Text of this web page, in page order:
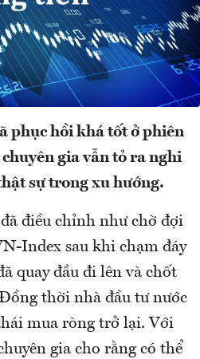
phục hồi khá tốt ở phiên
gia vẫn tỏ ra nghi
sự trong xu hướng.
điều chỉnh như chờ đợi
Index sau khi chạm đáy
quay đầu đi lên và chốt
thời nhà đầu tư nước
mua ròng trở lại. Với
gia cho rằng có thể